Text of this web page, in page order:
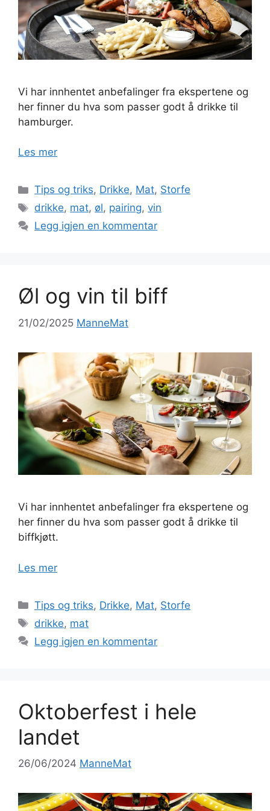
Vi har innhentet anbefalinger fra ekspertene og
her finner du hva som passer godt å drikke til
hamburger.
Les mer
Kategorier
Tips og triks, Drikke, Mat, Storfe
Stikkord
drikke, mat, øl, pairing,vin
Legg igjen en kommentar
Øl og vin til biff
21/02/2025 ManneMat
Vi har innhentet anbefalinger fra ekspertene og
her finner du hva som passer godt å drikke til
biffkjøtt.
Les mer
Kategorier
Tips og triks, Drikke, Mat, Storfe
Stikkord
drikke, mat
Legg igjen en kommentar
Oktoberfest i hele
landet
26/06/2024 ManneMat